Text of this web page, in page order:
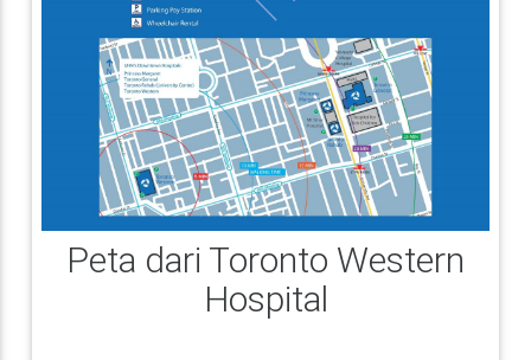
Peta dari Toronto Western
Hospital